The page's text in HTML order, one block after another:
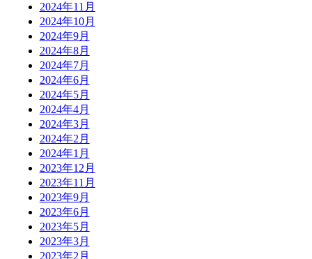
2024年11月
2024年10月
2024年9月
2024年8月
2024年7月
2024年6月
2024年5月
2024年4月
2024年3月
2024年2月
2024年1月
2023年12月
2023年11月
2023年9月
2023年6月
2023年5月
2023年3月
2023年2月